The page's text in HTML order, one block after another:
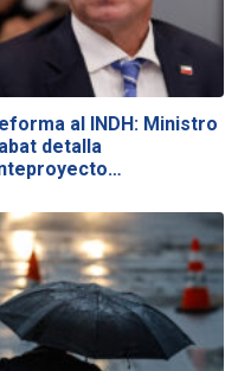
al INDH: Ministro
detalla